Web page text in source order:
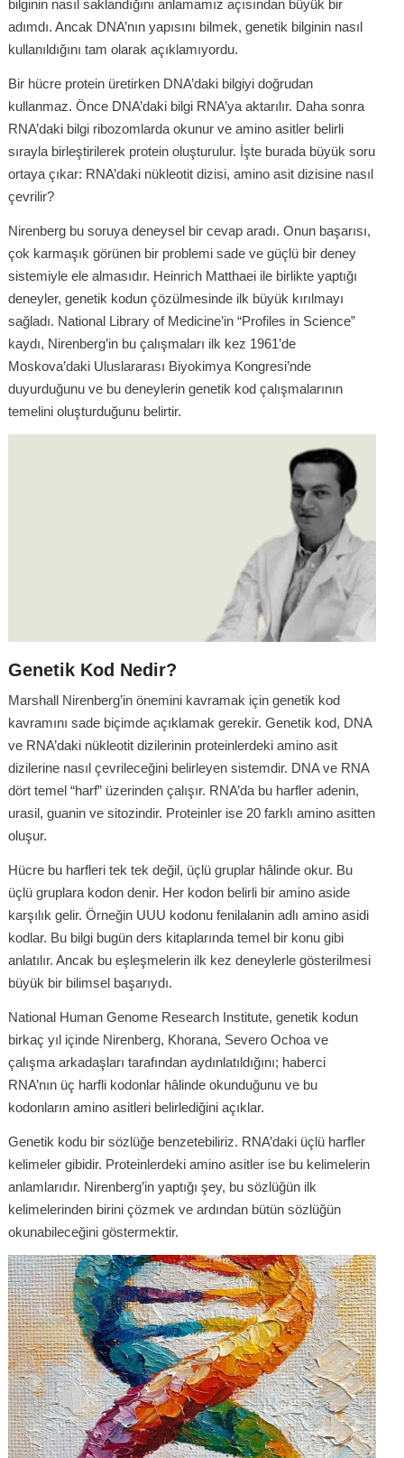
bilginin nasıl saklandığını anlamamız açısından büyük bir
adımdı. Ancak DNA’nın yapısını bilmek, genetik bilginin nasıl
kullanıldığını tam olarak açıklamıyordu.
Bir hücre protein üretirken DNA’daki bilgiyi doğrudan
kullanmaz. Önce DNA’daki bilgi RNA’ya aktarılır. Daha sonra
RNA’daki bilgi ribozomlarda okunur ve amino asitler belirli
sırayla birleştirilerek protein oluşturulur. İşte burada büyük soru
ortaya çıkar: RNA’daki nükleotit dizisi, amino asit dizisine nasıl
çevrilir?
Nirenberg bu soruya deneysel bir cevap aradı. Onun başarısı,
çok karmaşık görünen bir problemi sade ve güçlü bir deney
sistemiyle ele almasıdır. Heinrich Matthaei ile birlikte yaptığı
deneyler, genetik kodun çözülmesinde ilk büyük kırılmayı
sağladı. National Library of Medicine’in “Profiles in Science”
kaydı, Nirenberg’in bu çalışmaları ilk kez 1961’de
Moskova’daki Uluslararası Biyokimya Kongresi’nde
duyurduğunu ve bu deneylerin genetik kod çalışmalarının
temelini oluşturduğunu belirtir.
Genetik Kod Nedir?
Marshall Nirenberg’in önemini kavramak için genetik kod
kavramını sade biçimde açıklamak gerekir. Genetik kod, DNA
ve RNA’daki nükleotit dizilerinin proteinlerdeki amino asit
dizilerine nasıl çevrileceğini belirleyen sistemdir. DNA ve RNA
dört temel “harf” üzerinden çalışır. RNA’da bu harfler adenin,
urasil, guanin ve sitozindir. Proteinler ise 20 farklı amino asitten
oluşur.
Hücre bu harfleri tek tek değil, üçlü gruplar hâlinde okur. Bu
üçlü gruplara kodon denir. Her kodon belirli bir amino aside
karşılık gelir. Örneğin UUU kodonu fenilalanin adlı amino asidi
kodlar. Bu bilgi bugün ders kitaplarında temel bir konu gibi
anlatılır. Ancak bu eşleşmelerin ilk kez deneylerle gösterilmesi
büyük bir bilimsel başarıydı.
National Human Genome Research Institute, genetik kodun
birkaç yıl içinde Nirenberg, Khorana, Severo Ochoa ve
çalışma arkadaşları tarafından aydınlatıldığını; haberci
RNA’nın üç harfli kodonlar hâlinde okunduğunu ve bu
kodonların amino asitleri belirlediğini açıklar.
Genetik kodu bir sözlüğe benzetebiliriz. RNA’daki üçlü harfler
kelimeler gibidir. Proteinlerdeki amino asitler ise bu kelimelerin
anlamlarıdır. Nirenberg’in yaptığı şey, bu sözlüğün ilk
kelimelerinden birini çözmek ve ardından bütün sözlüğün
okunabileceğini göstermektir.